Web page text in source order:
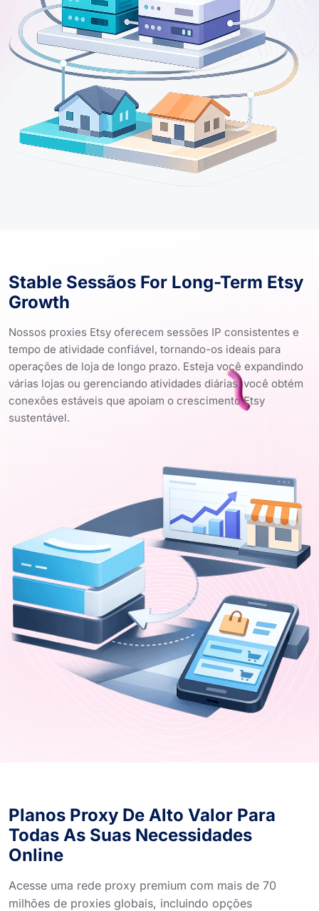
Stable Sessãos For Long-Term Etsy
Growth
Nossos proxies Etsy oferecem sessões IP consistentes e
tempo de atividade confiável, tornando-os ideais para
operações de loja de longo prazo. Esteja você expandindo
várias lojas ou gerenciando atividades diárias, você obtém
conexões estáveis ​​que apoiam o crescimento Etsy
sustentável.
Planos Proxy De Alto Valor Para
Todas As Suas Necessidades
Online
Acesse uma rede proxy premium com mais de 70
milhões de proxies globais, incluindo opções